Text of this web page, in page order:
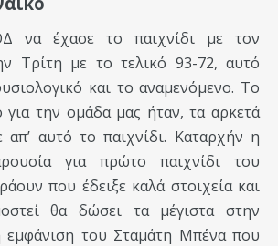
να έχασε το παιχνίδι με τον
Τρίτη με το τελικό 93-72, αυτό
και το αναμενόμενο. Το
για την ομάδα μας ήταν, τα αρκετά
αυτό το παιχνίδι. Καταρχήν η
για πρώτο παιχνίδι του
που έδειξε καλά στοιχεία και
θα δώσει τα μέγιστα στην
του Σταμάτη Μπένα που